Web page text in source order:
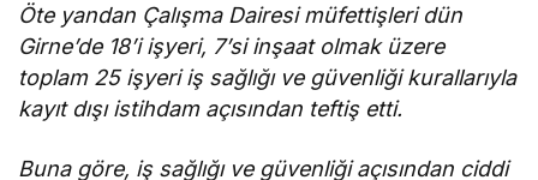
Öte yandan Çalışma Dairesi müfettişleri dün
Girne’de 18’i işyeri, 7’si inşaat olmak üzere
toplam 25 işyeri iş sağlığı ve güvenliği kurallarıyla
kayıt dışı istihdam açısından teftiş etti.
Buna göre, iş sağlığı ve güvenliği açısından ciddi